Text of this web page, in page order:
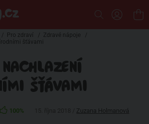
/ Pro zdraví / Zdravé nápoje
/
šťávami
ŠŤÁVAMI
100% Zuzana Holmanová